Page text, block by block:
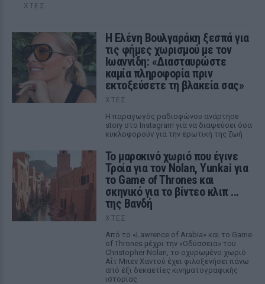
ΧΤΕΣ
Η Ελένη Βουλγαράκη ξεσπά για
τις φήμες χωρισμού με τον
Ιωαννίδη: «Διασταυρώστε
καμία πληροφορία πριν
εκτοξεύσετε τη βλακεία σας»
ΧΤΕΣ
Η παραγωγός ραδιοφώνου ανάρτησε
story στο Instagram για να διαψεύσει όσα
κυκλοφορούν για την ερωτική της ζωή
Το μαροκινό χωριό που έγινε
Τροία για τον Nolan, Yunkai για
το Game of Thrones και
σκηνικό για το βίντεο κλιπ ...
της Βανδή
ΧΤΕΣ
Από το «Lawrence of Arabia» και το Game
of Thrones μέχρι την «Οδύσσεια» του
Christopher Nolan, το οχυρωμένο χωριό
Αΐτ Μπεν Χαντού έχει φιλοξενήσει πάνω
από έξι δεκαετίες κινηματογραφικής
ιστορίας